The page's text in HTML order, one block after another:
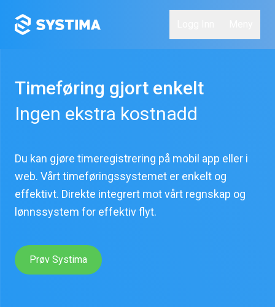
Timeføring gjort enkelt
Ingen ekstra kostnadd
Du kan gjøre timeregistrering på mobil app eller i
web. Vårt timeføringssystemet er enkelt og
effektivt. Direkte integrert mot vårt regnskap og
lønnssystem for effektiv flyt.
Prøv Systima